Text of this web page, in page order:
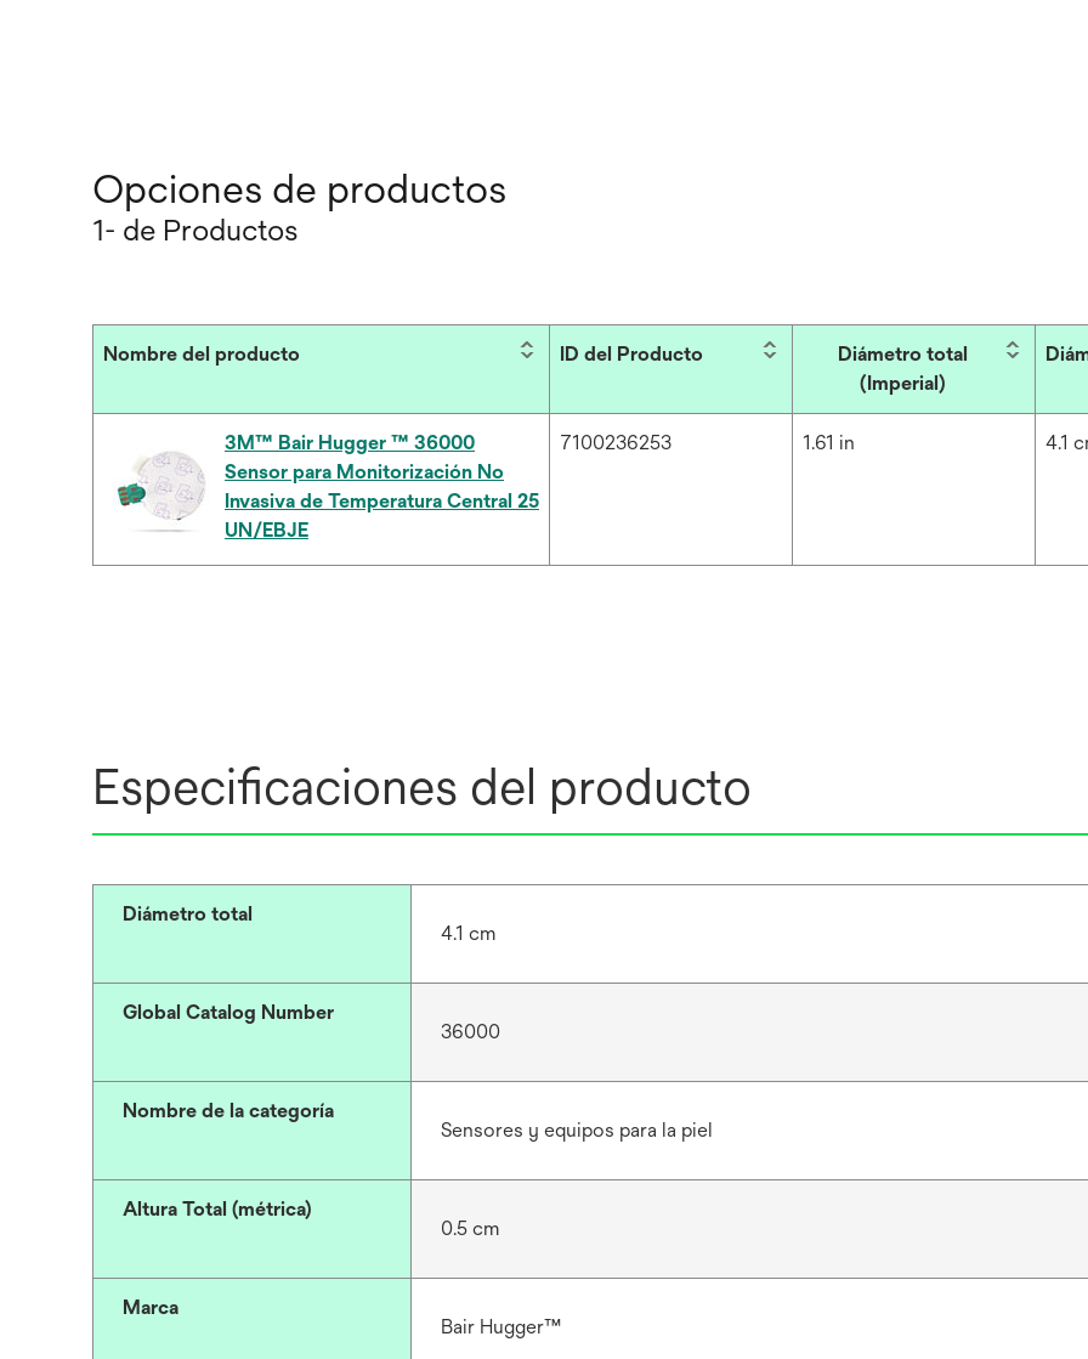
Opciones de productos
1- de Productos
Nombre del producto ID del Producto
Diámetro total
(Imperial)
3M™ Bair Hugger ™ 36000
Sensor para Monitorización No
Invasiva de Temperatura Central 25
UN/EBJE
7100236253 1.61 in 4.1
Especificaciones del producto
Diámetro total
4.1 cm
Global Catalog Number
36000
Nombre de la categoría
Sensores y equipos para la piel
Altura Total (métrica)
0.5 cm
Marca
Bair Hugger™